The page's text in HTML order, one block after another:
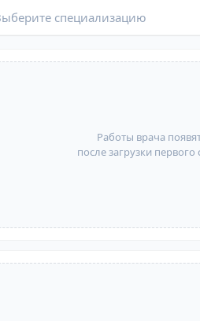
специализацию
Работы врача
после загрузки первого